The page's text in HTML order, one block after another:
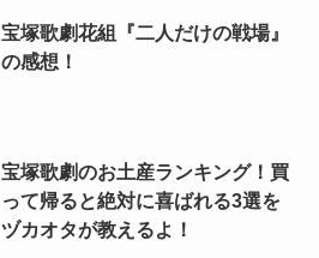
宝塚歌劇花組『二人だけの戦場』
の感想！
宝塚歌劇のお土産ランキング！買
って帰ると絶対に喜ばれる3選を
ヅカオタが教えるよ！